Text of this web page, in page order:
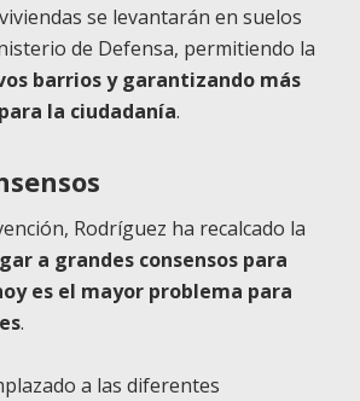
se levantarán en suelos
de Defensa, permitiendo la
barrios y garantizando más
la ciudadanía.
Rodríguez ha recalcado la
a grandes consensos para
es el mayor problema para
.
a las diferentes